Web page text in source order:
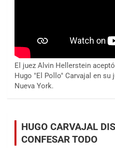
El juez Alvin Hellerstein
Hugo "El Pollo" Carvajal en
Nueva York.
HUGO CARVAJAL
CONFESAR TODO